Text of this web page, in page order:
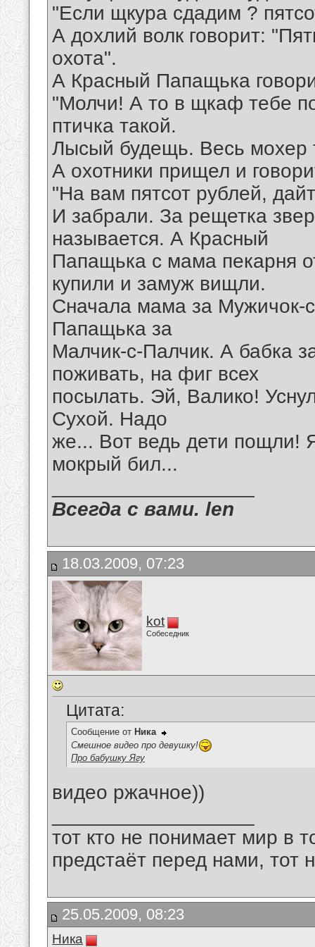
"Если щкура сдадим ?
А дохлий волк говорит:
охота".
А Красный Папащька
"Молчи! А то в щкаф тебе
птичка такой.
Лысый будещь. Весь мохер
А охотники прищел и
"На вам пятсот рублей,
И забрали. За рещетка
называется. А Красный
Папащька с мама пекарня
купили и замуж вищли.
Сначала мама за Мужичок-
Папащька за
Малчик-с-Палчик. А бабка
поживать, на фиг всех
посылать. Эй, Валико!
Сухой. Надо
же... Вот ведь дети пощли!
мокрый бил...
Всегда с вами. len
18.03.2009, 07:23
kot
Собеседник
Цитата:
Сообщение от Ника
Смешное видео про девушку!
Про бабушку Ягу
видео ржачное))
тот кто не понимает мир в
предстаёт перед нами, тот
25.05.2009, 08:23
Ника